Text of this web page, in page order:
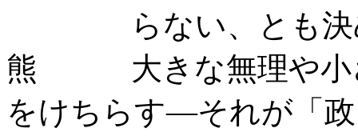
らない、とも決め
熊 大きな無理や小さ
をけちらす―それが「政